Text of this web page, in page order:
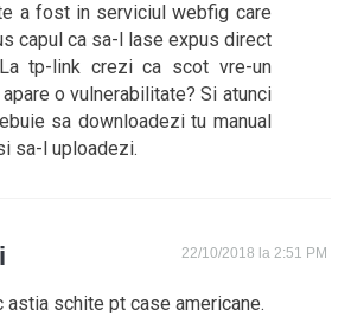
a fost in serviciul webfig care
capul ca sa-l lase expus direct
tp-link crezi ca scot vre-un
o vulnerabilitate? Si atunci
sa downloadezi tu manual
sa-l uploadezi.
22/10/2018 la 2:51 PM
astia schite pt case americane.